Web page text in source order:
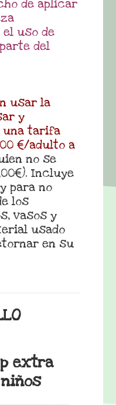
de aplicar
uso de
del
usar la
y
una tarifa
€/adulto a
no se
Incluye
para no
los
vasos y
usado
en su
p extra